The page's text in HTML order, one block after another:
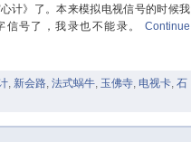
计》了。本来模拟电视信号的时候我
号了，我录也不能录。
Continue
新会路 法式蜗牛 玉佛寺 电视卡 石